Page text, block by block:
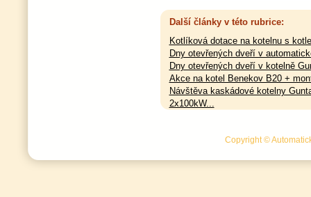
Další články v této rubrice:
Kotlíková dotace na kotelnu s
Dny otevřených dveří v
Dny otevřených dveří v kotelně
Akce na kotel Benekov B20 +
Návštěva kaskádové kotelny
2x100kW...
Copyright ©